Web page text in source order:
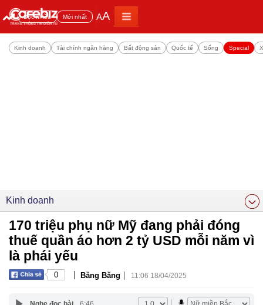
Đọc nhiều Mới nhất AA
Kinh doanh Tài chính ngân hàng Bất động sản Quốc tế Sống Special
Kinh doanh
170 triệu phụ nữ Mỹ đang phải đóng
thuế quần áo hơn 2 tỷ USD mỗi năm vì
là phái yếu
0 | Băng Băng | 11:06 18/04/2025